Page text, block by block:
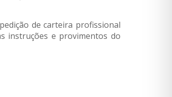
de carteira profissional
instruções e provimentos do